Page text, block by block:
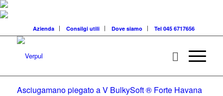
Azienda Consilgi utili Dove siamo Tel 045 6717656
Asciugamano piegato a V BulkySoft ® Forte Havana